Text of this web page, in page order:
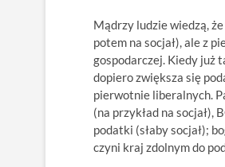
Mądrzy ludzie wiedzą,
potem na socjał), ale z
gospodarczej. Kiedy już
dopiero zwiększa się
pierwotnie liberalnych.
(na przykład na socjał),
podatki (słaby socjał);
czyni kraj zdolnym do